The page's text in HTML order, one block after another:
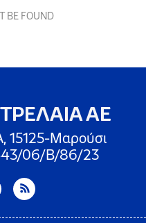
BE FOUND
ΑΕ
15125-Μαρούσι
06/Β/86/23